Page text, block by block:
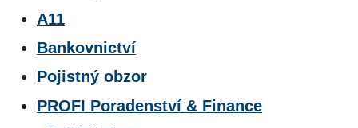
A11
Bankovnictví
Pojistný obzor
PROFI Poradenství & Finance